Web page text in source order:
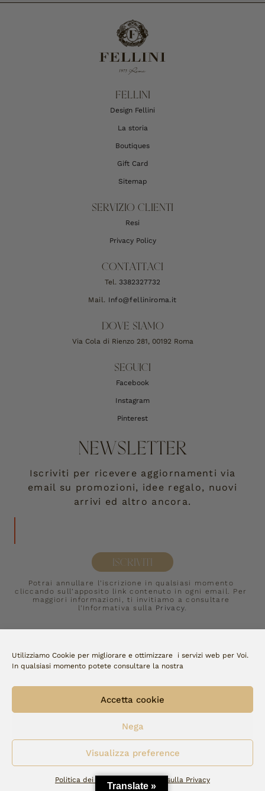
Utilizziamo Cookie per migliorare e ottimizzare i servizi web per Voi.
In qualsiasi momento potete consultare la nostra
Accetta cookie
Nega
Visualizza preference
Politica dei cookie Dichiarazione sulla Privacy
FELLINI
Design Fellini
La storia
Boutiques
Gift Card
Sitemap
SERVIZIO CLIENTI
Resi
Privacy Policy
CONTATTACI
Tel. 3382327732
Mail. Info@felliniroma.it
DOVE SIAMO
Via Cola di Rienzo 281, 00192 Roma
SEGUICI
Facebook
Instagram
Pinterest
NEWSLETTER
Iscriviti per ricevere aggiornamenti via
email su promozioni, idee regalo, nuovi
arrivi ed altro ancora.
ISCRIVITI
Potrai annullare l’iscrizione in qualsiasi momento
cliccando sull’apposito link contenuto in ogni email. Per
maggiori informazioni, ti invitiamo a consultare
l’Informativa sulla Privacy.
Translate »